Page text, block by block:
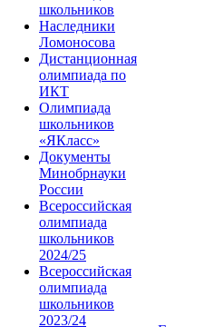
школьников
Наследники
Ломоносова
Дистанционная
олимпиада по
ИКТ
Олимпиада
школьников
«ЯКласс»
Документы
Минобрнауки
России
Всероссийская
олимпиада
школьников
2024/25
Всероссийская
олимпиада
школьников
2023/24